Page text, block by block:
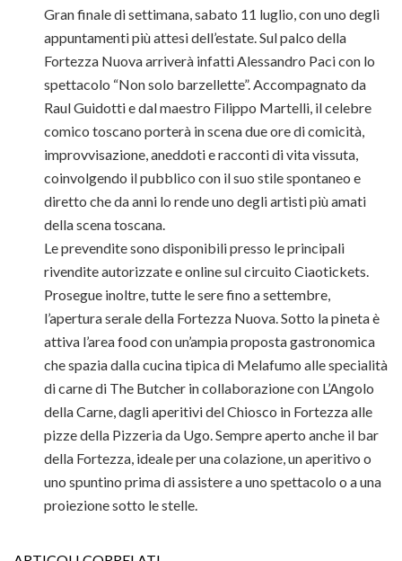
Gran finale di settimana, sabato 11 luglio, con uno degli
appuntamenti più attesi dell’estate. Sul palco della
Fortezza Nuova arriverà infatti Alessandro Paci con lo
spettacolo “Non solo barzellette”. Accompagnato da
Raul Guidotti e dal maestro Filippo Martelli, il celebre
comico toscano porterà in scena due ore di comicità,
improvvisazione, aneddoti e racconti di vita vissuta,
coinvolgendo il pubblico con il suo stile spontaneo e
diretto che da anni lo rende uno degli artisti più amati
della scena toscana.
Le prevendite sono disponibili presso le principali
rivendite autorizzate e online sul circuito Ciaotickets.
Prosegue inoltre, tutte le sere fino a settembre,
l’apertura serale della Fortezza Nuova. Sotto la pineta è
attiva l’area food con un’ampia proposta gastronomica
che spazia dalla cucina tipica di Melafumo alle specialità
di carne di The Butcher in collaborazione con L’Angolo
della Carne, dagli aperitivi del Chiosco in Fortezza alle
pizze della Pizzeria da Ugo. Sempre aperto anche il bar
della Fortezza, ideale per una colazione, un aperitivo o
uno spuntino prima di assistere a uno spettacolo o a una
proiezione sotto le stelle.